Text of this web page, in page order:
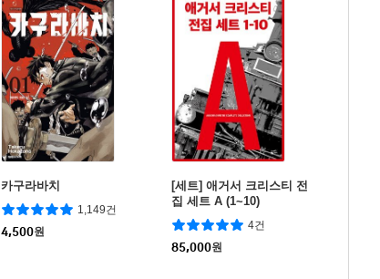
카구라바치
1,149건
4,500원
[세트] 애거서 크리스티 전
집 세트 A (1~10)
4건
85,000원